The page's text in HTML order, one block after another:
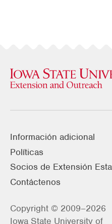
Información adicional
Políticas
Socios de Extensión
Contáctenos
Copyright © 2009–2026
Iowa State University of